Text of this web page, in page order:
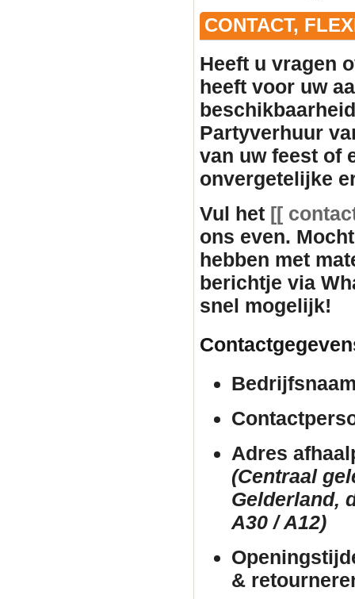
CONTACT,
Heeft u vragen
heeft voor uw
Partyverhuur
van uw feest of
onvergetelijke
Vul het [[
ons even.
hebben met
berichtje via
snel mogelijk!
Adres
(Centraal
Gelderland,
A30 / A12)
&